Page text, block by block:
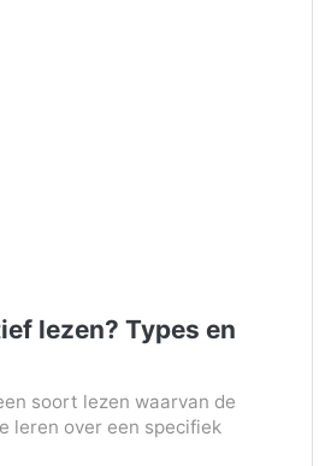
lezen? Types en
soort lezen waarvan de
leren over een specifiek